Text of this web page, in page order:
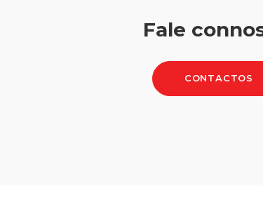
Fale
CONTACTOS